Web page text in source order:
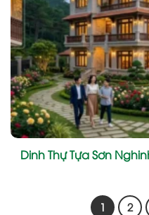
Dinh Thự Tựa Sơn
1 2